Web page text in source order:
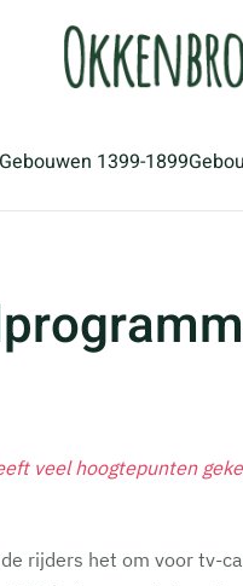
Gebouwen 1399-1899
veel hoogtepunten
rijders het om voor tv-